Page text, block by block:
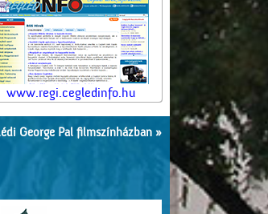
www.regi.cegledinfo.hu
George Pal filmszínházban »